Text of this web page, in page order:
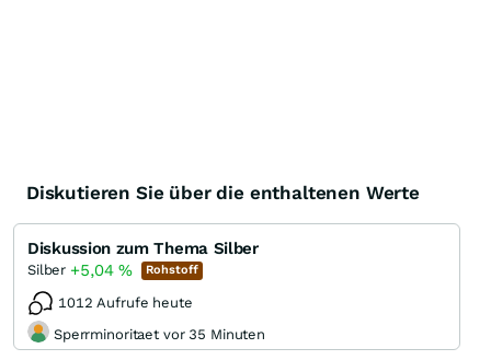
Diskutieren Sie über die enthaltenen Werte
Diskussion zum Thema Silber
Silber +5,04% Rohstoff
1012 Aufrufe heute
Sperrminoritaet vor 35 Minuten